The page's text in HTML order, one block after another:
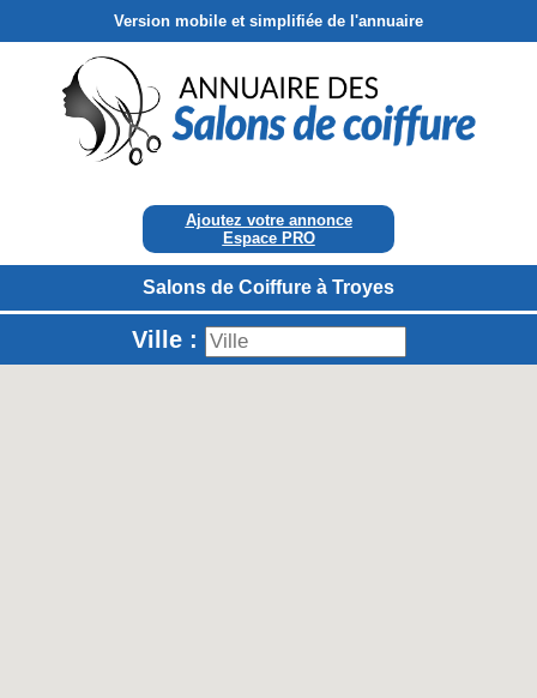
Version mobile et simplifiée de l'annuaire
Ajoutez votre annonce
Espace PRO
Salons de Coiffure à Troyes
Ville :